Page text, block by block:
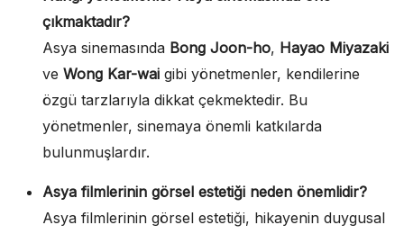
çıkmaktadır?
Asya sinemasında Bong Joon-ho, Hayao Miyazaki
ve Wong Kar-wai gibi yönetmenler, kendilerine
özgü tarzlarıyla dikkat çekmektedir. Bu
yönetmenler, sinemaya önemli katkılarda
bulunmuşlardır.
Asya filmlerinin görsel estetiği neden önemlidir?
Asya filmlerinin görsel estetiği, hikayenin duygusal